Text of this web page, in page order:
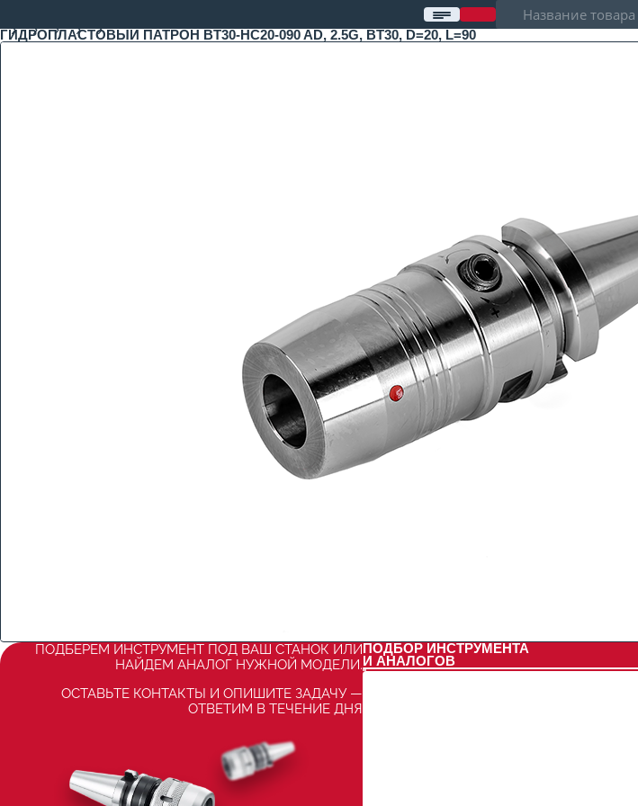
ГИДРОПЛАСТОВЫЙ ПАТРОН BT30-HC20-090 AD, 2.5G, BT30, D=20, L=90
ПОДБЕРЕМ ИНСТРУМЕНТ ПОД ВАШ СТАНОК ИЛИ
НАЙДЕМ АНАЛОГ НУЖНОЙ МОДЕЛИ.
ОСТАВЬТЕ КОНТАКТЫ И ОПИШИТЕ ЗАДАЧУ —
ОТВЕТИМ В ТЕЧЕНИЕ ДНЯ
ПОДБОР ИНСТРУМЕНТА
И АНАЛОГОВ